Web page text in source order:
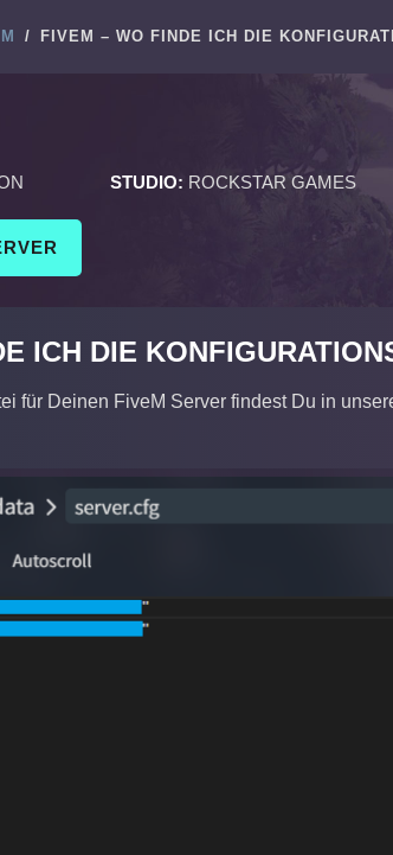
/ FIVEM – WO FINDE ICH DIE
STUDIO: ROCKSTAR GAMES
ICH DIE
für Deinen FiveM Server findest Du in